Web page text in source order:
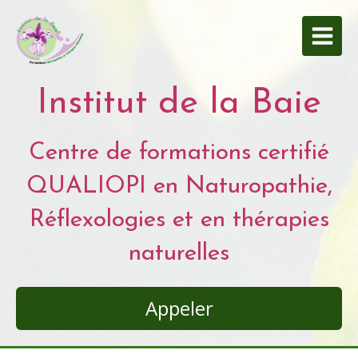
Institut de la Baie
Centre de formations certifié
QUALIOPI en Naturopathie,
Réflexologies et en thérapies
naturelles
Appeler